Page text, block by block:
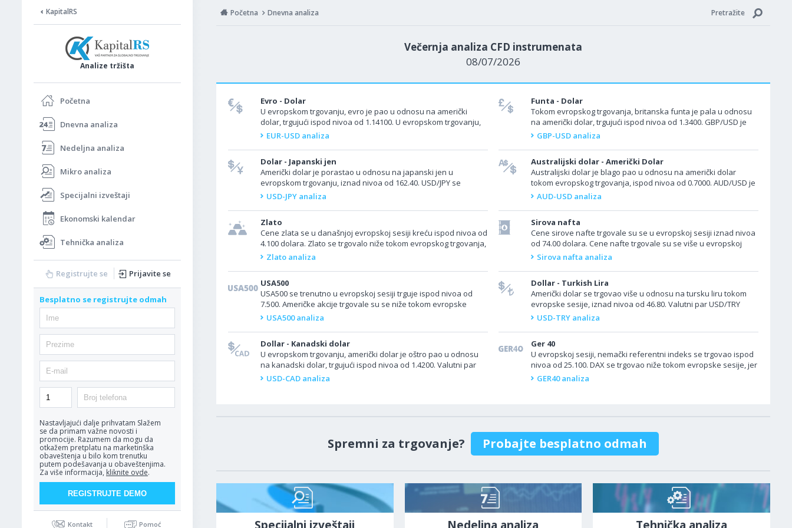
KapitalRS
Analize tržišta
Početna
Dnevna analiza
Nedeljna analiza
Mikro analiza
Specijalni izveštaji
Ekonomski kalendar
Tehnička analiza
Registrujte se Prijavite se
Besplatno se registrujte odmah
Nastavljajući dalje prihvatam Slažem
se da primam važne novosti i
promocije. Razumem da mogu da
otkažem pretplatu na marketinška
obaveštenja u bilo kom trenutku
putem podešavanja u obaveštenjima.
Za više informacija, kliknite ovde.
Kontakt Pomoć
Početna Dnevna analiza Pretražite
Večernja analiza CFD instrumenata
08/07/2026
Evro - Dolar
U evropskom trgovanju, evro je pao u odnosu na američki
dolar, trgujući ispod nivoa od 1.14100. U evropskom trgovanju,
EUR/USD je pao nakon što je...
EUR-USD analiza
Funta - Dolar
Tokom evropskog trgovanja, britanska funta je pala u odnosu
na američki dolar, trgujući ispod nivoa od 1.3400. GBP/USD je
pao na petodnevni minimum u...
GBP-USD analiza
Dolar - Japanski jen
Američki dolar je porastao u odnosu na japanski jen u
evropskom trgovanju, iznad nivoa od 162.40. USD/JPY se
trgovao na petodnevnom maksimumu u evropskoj...
USD-JPY analiza
Australijski dolar - Američki Dolar
Australijski dolar je blago pao u odnosu na američki dolar
tokom evropskog trgovanja, ispod nivoa od 0.7000. AUD/USD je
pao na šestodnevni minimum u...
AUD-USD analiza
Zlato
Cene zlata se u današnjoj evropskoj sesiji kreću ispod nivoa od
4.100 dolara. Zlato se trgovalo niže tokom evropskog trgovanja,
jer su rastuće cene...
Zlato analiza
Sirova nafta
Cene sirove nafte trgovale su se u evropskoj sesiji iznad nivoa
od 74.00 dolara. Cene nafte trgovale su se više u evropskoj
sesiji, jer su obnovljeni...
Sirova nafta analiza
USA500
USA500 se trenutno u evropskoj sesiji trguje ispod nivoa od
7.500. Američke akcije trgovale su se niže tokom evropske
sesije, jer je raspoloženje na...
USA500 analiza
Dollar - Turkish Lira
Američki dolar se trgovao više u odnosu na tursku liru tokom
evropske sesije, iznad nivoa od 46.80. Valutni par USD/TRY
blago je porastao u evropskoj...
USD-TRY analiza
Dollar - Kanadski dolar
U evropskom trgovanju, američki dolar je oštro pao u odnosu
na kanadski dolar, trgujući ispod nivoa od 1.4200. Valutni par
USD/CAD pao je na...
USD-CAD analiza
Ger 40
U evropskoj sesiji, nemački referentni indeks se trgovao ispod
nivoa od 25.100. DAX se trgovao niže tokom evropske sesije, jer
su obnovljene tenzije između...
GER40 analiza
Spremni za trgovanje? Probajte besplatno odmah